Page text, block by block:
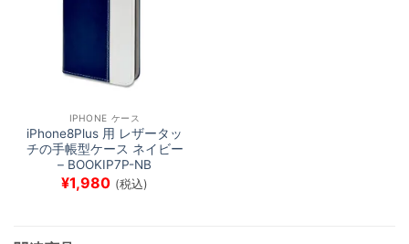
IPHONE ケース
iPhone8Plus 用 レザータッ
チの手帳型ケース ネイビー
– BOOKIP7P-NB
¥1,980 (税込)